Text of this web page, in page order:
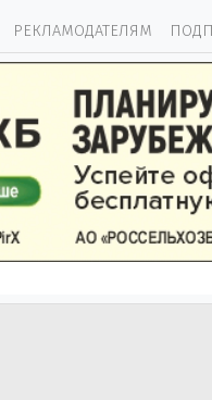
РЕКЛАМОДАТЕЛЯМ